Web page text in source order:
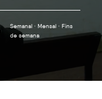
Semanal · Mensal · Fins
de semana